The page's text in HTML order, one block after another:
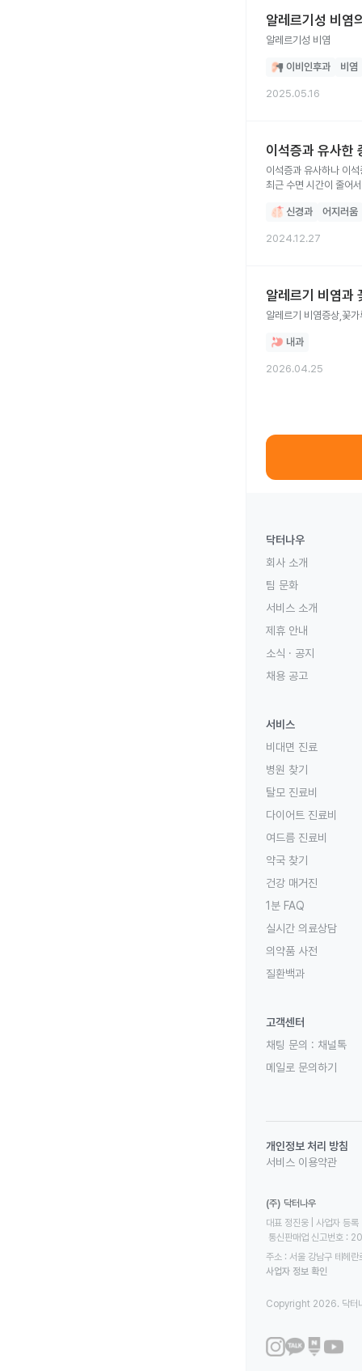
알레르기성 비염
알레르기성 비염
이비인후과 비염
2025.05.16
이석증과 유사한
이석증과 유사하나 이
최근 수면 시간이 줄어
신경과
어지러움
2024.12.27
알레르기 비염과
알레르기 비염증상,꽃
내과
2026.04.25
닥터나우
회사 소개
팀 문화
서비스 소개
제휴 안내
소식 · 공지
채용 공고
서비스
비대면 진료
병원 찾기
탈모 진료비
다이어트 진료비
여드름 진료비
약국 찾기
건강 매거진
1분 FAQ
실시간 의료상담
의약품 사전
질환백과
고객센터
채팅 문의 : 채널톡
메일로 문의하기
개인정보 처리 방침
서비스 이용약관
(주) 닥터나우
대표 정진웅 | 사업자
통신판매업 신고번호
주소 : 서울 강남구 테헤
사업자 정보 확인
Copyright 2026. 닥터